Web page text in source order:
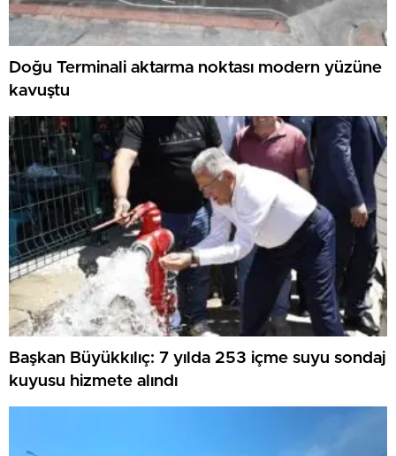
Doğu Terminali aktarma noktası modern yüzüne
kavuştu
Başkan Büyükkılıç: 7 yılda 253 içme suyu sondaj
kuyusu hizmete alındı